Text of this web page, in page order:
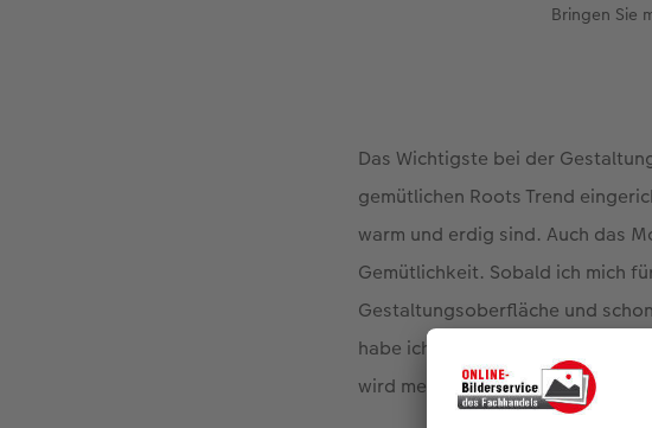
Bringen Sie
Das Wichtigste bei der
gemütlichen Roots Trend
warm und erdig sind. Auch das
Gemütlichkeit. Sobald ich mich
Gestaltungsoberfläche und
habe ich ein selbst
wird meine Leseecke noch